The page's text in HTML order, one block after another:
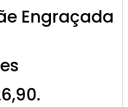
Engraçada